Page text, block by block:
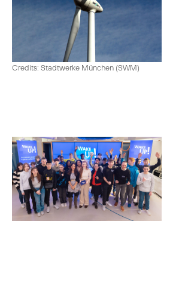
Credits: Stadtwerke München (SWM)